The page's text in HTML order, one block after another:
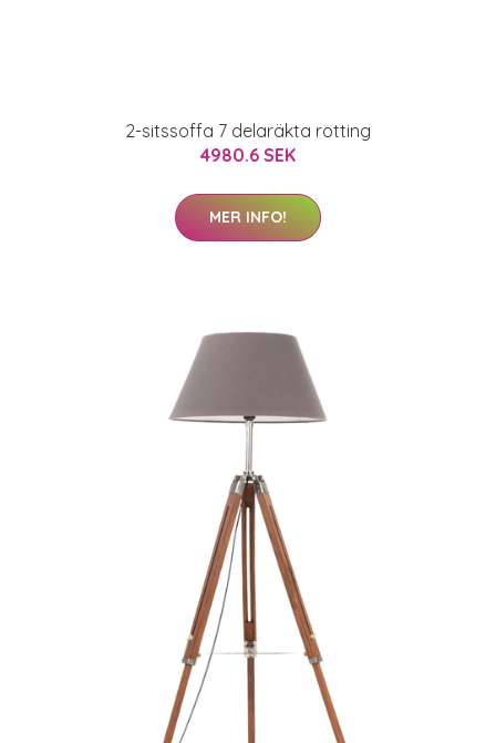
2-sitssoffa 7 delaräkta rotting
4980.6 SEK
MER INFO!